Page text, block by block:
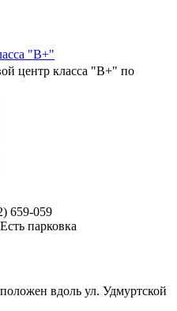
"В+"
центр класса "В+" по
659-059
вдоль ул. Удмуртской